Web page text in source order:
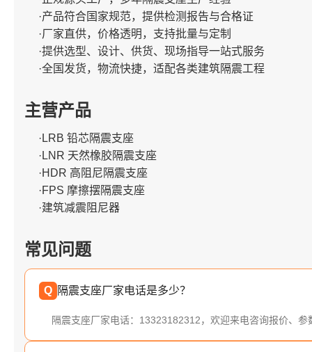
·产品符合国家规范，提供检测报告与合格证
·厂家直供，价格透明，支持批量与定制
·提供选型、设计、供货、现场指导一站式服务
·全国发货，物流快捷，适配各类建筑隔震工程
主营产品
·LRB 铅芯隔震支座
·LNR 天然橡胶隔震支座
·HDR 高阻尼隔震支座
·FPS 摩擦摆隔震支座
·建筑减震阻尼器
常见问题
Q 隔震支座厂家电话是多少？
隔震支座厂家电话：13323182312，欢迎来电咨询报价、参